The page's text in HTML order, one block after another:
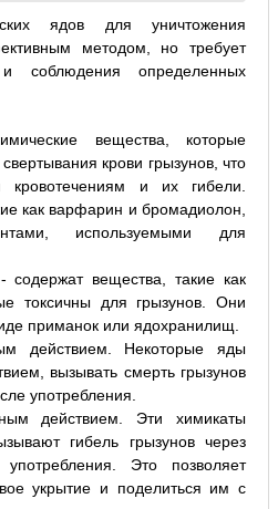
ядов для уничтожения
методом, но требует
соблюдения определенных
вещества, которые
крови грызунов, что
кровотечениям и их гибели.
как варфарин и бромадиолон,
используемыми для
содержат вещества, такие как
токсичны для грызунов. Они
приманок или ядохранилищ.
действием. Некоторые яды
вызывать смерть грызунов
употребления.
действием. Эти химикаты
гибель грызунов через
Это позволяет
укрытие и поделиться им с